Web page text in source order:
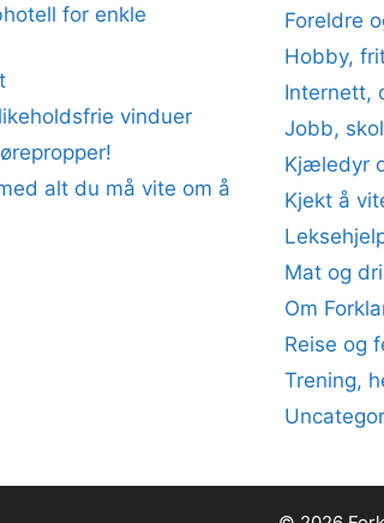
for enkle
vinduer
alt du må vite om å
Foreldre
Hobby,
Internett,
Jobb,
Kjæledyr
Kjekt å
Mat og
Om
Reise og
Trening,